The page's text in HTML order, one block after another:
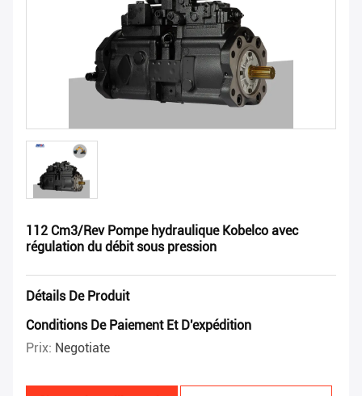
112 Cm3/Rev Pompe hydraulique Kobelco avec
régulation du débit sous pression
Détails De Produit
Conditions De Paiement Et D'expédition
Prix: Negotiate